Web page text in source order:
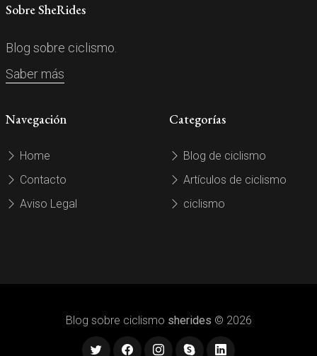
Sobre SheRides
Blog sobre ciclismo.
Saber más
Navegación
Home
Contacto
Aviso Legal
Categorías
Blog de ciclismo
Artículos de ciclismo
ciclismo
Blog sobre ciclismo sherides © 2026